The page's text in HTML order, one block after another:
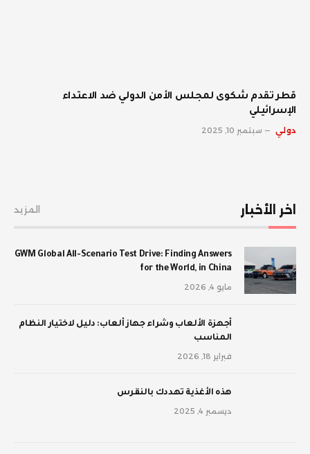
قطر تقدم شكوى لمجلس الأمن الدولي ضد الاعتداء
الإسرائيلي
دولي سبتمبر 10, 2025
اخر الأخبار المزيد
GWM Global All-Scenario Test Drive: Finding Answers
for the World, in China
مايو 4, 2026
أجهزة الألعاب وشراء جهاز ألعاب: دليل لاختيار النظام
المناسب
فبراير 18, 2026
‫هذه الأغذية تهددك بالنقرس
ديسمبر 4, 2025